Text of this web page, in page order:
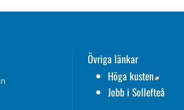
Övriga länkar
Höga kusten Länk
Jobb i Sollefteå